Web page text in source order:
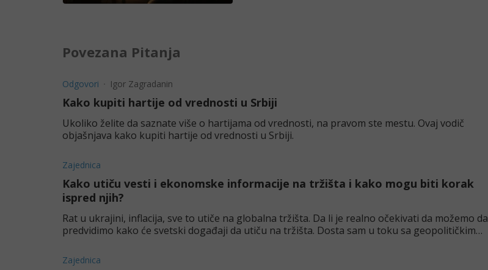
Povezana Pitanja
Odgovori Igor Zagradanin
Kako kupiti hartije od vrednosti u Srbiji
Ukoliko želite da saznate više o hartijama od vrednosti, na pravom ste mestu. Ovaj vodič
objašnjava kako kupiti hartije od vrednosti u Srbiji.
Zajednica
Kako utiču vesti i ekonomske informacije na tržišta i kako mogu biti korak
ispred njih?
Rat u ukrajini, inflacija, sve to utiče na globalna tržišta. Da li je realno očekivati da možemo da
predvidimo kako će svetski događaji da utiču na tržišta. Dosta sam u toku sa geopolitičkim
Zajednica